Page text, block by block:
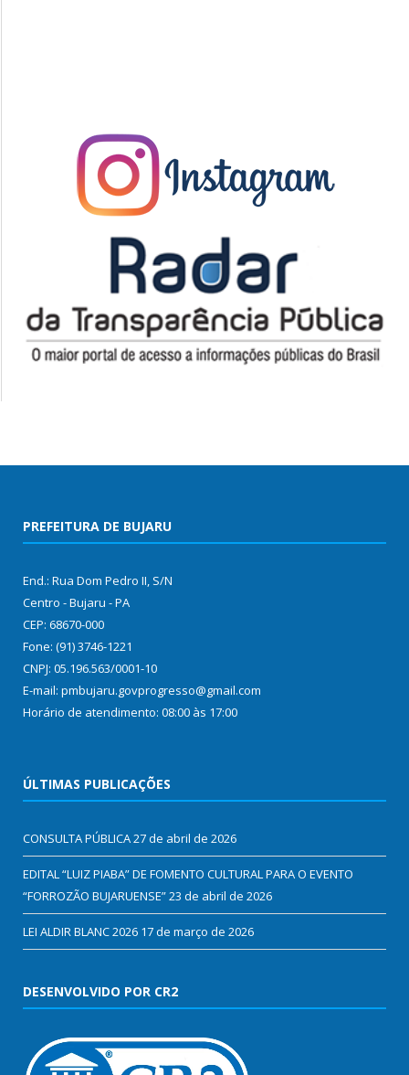
PREFEITURA DE BUJARU
End.: Rua Dom Pedro II, S/N
Centro - Bujaru - PA
CEP: 68670-000
Fone: (91) 3746-1221
CNPJ: 05.196.563/0001-10
E-mail: pmbujaru.govprogresso@gmail.com
Horário de atendimento: 08:00 às 17:00
ÚLTIMAS PUBLICAÇÕES
CONSULTA PÚBLICA27 de abril de 2026
EDITAL “LUIZ PIABA” DE FOMENTO CULTURAL PARA O EVENTO
“FORROZÃO BUJARUENSE”23 de abril de 2026
LEI ALDIR BLANC 2026 17 de março de 2026
DESENVOLVIDO POR CR2